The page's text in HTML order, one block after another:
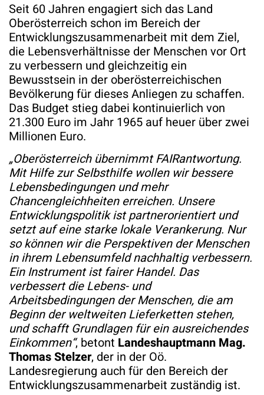
Seit 60 Jahren engagiert sich das Land
Oberösterreich schon im Bereich der
Entwicklungszusammenarbeit mit dem Ziel,
die Lebensverhältnisse der Menschen vor Ort
zu verbessern und gleichzeitig ein
Bewusstsein in der oberösterreichischen
Bevölkerung für dieses Anliegen zu schaffen.
Das Budget stieg dabei kontinuierlich von
21.300 Euro im Jahr 1965 auf heuer über zwei
Millionen Euro.
„Oberösterreich übernimmt FAIRantwortung.
Mit Hilfe zur Selbsthilfe wollen wir bessere
Lebensbedingungen und mehr
Chancengleichheiten erreichen. Unsere
Entwicklungspolitik ist partnerorientiert und
setzt auf eine starke lokale Verankerung. Nur
so können wir die Perspektiven der Menschen
in ihrem Lebensumfeld nachhaltig verbessern.
Ein Instrument ist fairer Handel. Das
verbessert die Lebens- und
Arbeitsbedingungen der Menschen, die am
Beginn der weltweiten Lieferketten stehen,
und schafft Grundlagen für ein ausreichendes
Einkommen“, betont Landeshauptmann Mag.
Thomas Stelzer, der in der Oö.
Landesregierung auch für den Bereich der
Entwicklungszusammenarbeit zuständig ist.